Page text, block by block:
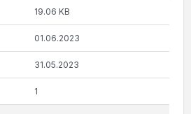
19.06 KB
01.06.2023
31.05.2023
1